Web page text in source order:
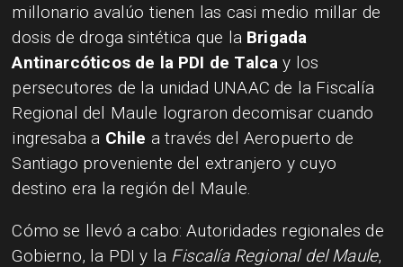
millonario avalúo tienen las casi medio millar de
dosis de droga sintética que la Brigada
Antinarcóticos de la PDI de Talca y los
persecutores de la unidad UNAAC de la Fiscalía
Regional del Maule lograron decomisar cuando
ingresaba a Chile a través del Aeropuerto de
Santiago proveniente del extranjero y cuyo
destino era la región del Maule.
Cómo se llevó a cabo: Autoridades regionales de
Gobierno, la PDI y la Fiscalía Regional del Maule,